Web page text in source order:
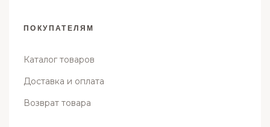
ПОКУПАТЕЛЯМ
Каталог товаров
Доставка и оплата
Возврат товара